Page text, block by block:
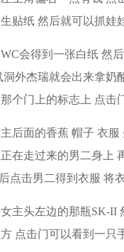
贴纸 然后就可以抓娃
会得到一张白纸 然
外杰瑞就会出来拿
个门上的标志上 点击
后面的香蕉 帽子 衣
在走过来的男二身上
点击男二得到衣服 将
主头左边的那瓶SK-II
点击门可以看到一只